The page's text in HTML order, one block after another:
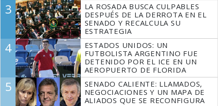
3
LA ROSADA BUSCA CULPABLES
DESPUÉS DE LA DERROTA EN EL
SENADO Y RECALCULA SU
ESTRATEGIA
4
ESTADOS UNIDOS: UN
FUTBOLISTA ARGENTINO FUE
DETENIDO POR EL ICE EN UN
AEROPUERTO DE FLORIDA
5
SENADO CALIENTE: LLAMADOS,
NEGOCIACIONES Y UN MAPA DE
ALIADOS QUE SE RECONFIGURA